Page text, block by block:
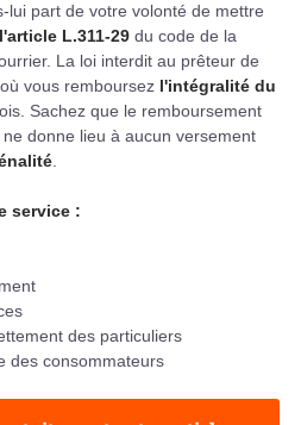
lui part de votre volonté de mettre
l'article L.311-29 du code de la
La loi interdit au prêteur de
vous remboursez l'intégralité du
Sachez que le remboursement
donne lieu à aucun versement
service :
des particuliers
des consommateurs